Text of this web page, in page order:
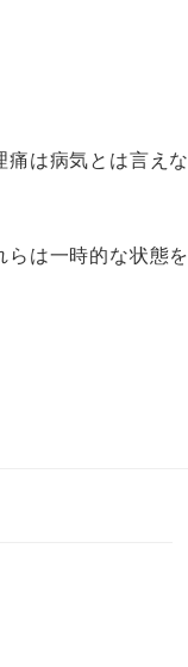
は病気とは言えな
は一時的な状態を